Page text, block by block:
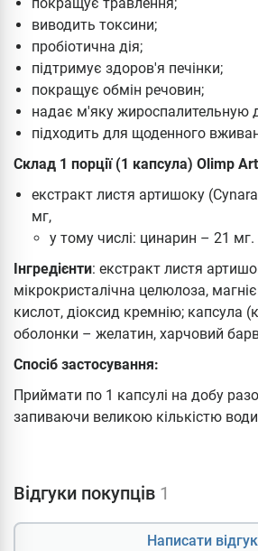
виводить токсини;
пробіотична дія;
підтримує здоров'я печінки;
покращує обмін речовин;
надає м'яку жироспалительную
підходить для щоденного
Склад 1 порції (1 капсула) Olimp
екстракт листя артишоку
мг,
у тому числі: цинарин – 21 мг.
Інгредієнти: екстракт листя
мікрокристалічна целюлоза,
кислот, діоксид кремнію; капсула
оболонки – желатин, харчовий
Спосіб застосування:
Приймати по 1 капсулі на добу
запиваючи великою кількістю
Відгуки покупців 1
Написати відгук